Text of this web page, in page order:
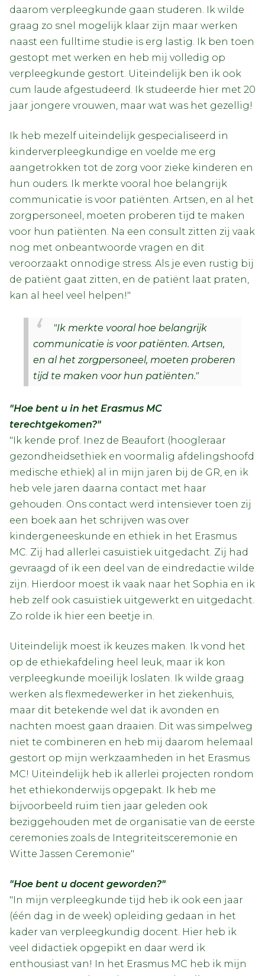
daarom verpleegkunde gaan studeren. Ik wilde
graag zo snel mogelijk klaar zijn maar werken
naast een fulltime studie is erg lastig. Ik ben toen
gestopt met werken en heb mij volledig op
verpleegkunde gestort. Uiteindelijk ben ik ook
cum laude afgestudeerd. Ik studeerde hier met 20
jaar jongere vrouwen, maar wat was het gezellig!
Ik heb mezelf uiteindelijk gespecialiseerd in
kinderverpleegkundige en voelde me erg
aangetrokken tot de zorg voor zieke kinderen en
hun ouders. Ik merkte vooral hoe belangrijk
communicatie is voor patiënten. Artsen, en al het
zorgpersoneel, moeten proberen tijd te maken
voor hun patiënten. Na een consult zitten zij vaak
nog met onbeantwoorde vragen en dit
veroorzaakt onnodige stress. Als je even rustig bij
de patiënt gaat zitten, en de patiënt laat praten,
kan al heel veel helpen!"
"Ik merkte vooral hoe belangrijk
communicatie is voor patiënten. Artsen,
en al het zorgpersoneel, moeten proberen
tijd te maken voor hun patiënten."
"Hoe bent u in het Erasmus MC
terechtgekomen?"
"Ik kende prof. Inez de Beaufort (hoogleraar
gezondheidsethiek en voormalig afdelingshoofd
medische ethiek) al in mijn jaren bij de GR, en ik
heb vele jaren daarna contact met haar
gehouden. Ons contact werd intensiever toen zij
een boek aan het schrijven was over
kindergeneeskunde en ethiek in het Erasmus
MC. Zij had allerlei casuïstiek uitgedacht. Zij had
gevraagd of ik een deel van de eindredactie wilde
zijn. Hierdoor moest ik vaak naar het Sophia en ik
heb zelf ook casuïstiek uitgewerkt en uitgedacht.
Zo rolde ik hier een beetje in.
Uiteindelijk moest ik keuzes maken. Ik vond het
op de ethiekafdeling heel leuk, maar ik kon
verpleegkunde moeilijk loslaten. Ik wilde graag
werken als flexmedewerker in het ziekenhuis,
maar dit betekende wel dat ik avonden en
nachten moest gaan draaien. Dit was simpelweg
niet te combineren en heb mij daarom helemaal
gestort op mijn werkzaamheden in het Erasmus
MC! Uiteindelijk heb ik allerlei projecten rondom
het ethiekonderwijs opgepakt. Ik heb me
bijvoorbeeld ruim tien jaar geleden ook
beziggehouden met de organisatie van de eerste
ceremonies zoals de Integriteitsceremonie en
Witte Jassen Ceremonie"
"Hoe bent u docent geworden?"
"In mijn verpleegkunde tijd heb ik ook een jaar
(één dag in de week) opleiding gedaan in het
kader van verpleegkundig docent. Hier heb ik
veel didactiek opgepikt en daar werd ik
enthousiast van! In het Erasmus MC heb ik mijn